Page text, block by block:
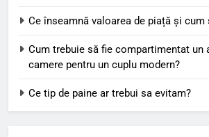
Ce înseamnă valoarea de piață și cum
Cum trebuie să fie compartimentat un
camere pentru un cuplu modern?
Ce tip de paine ar trebui sa evitam?